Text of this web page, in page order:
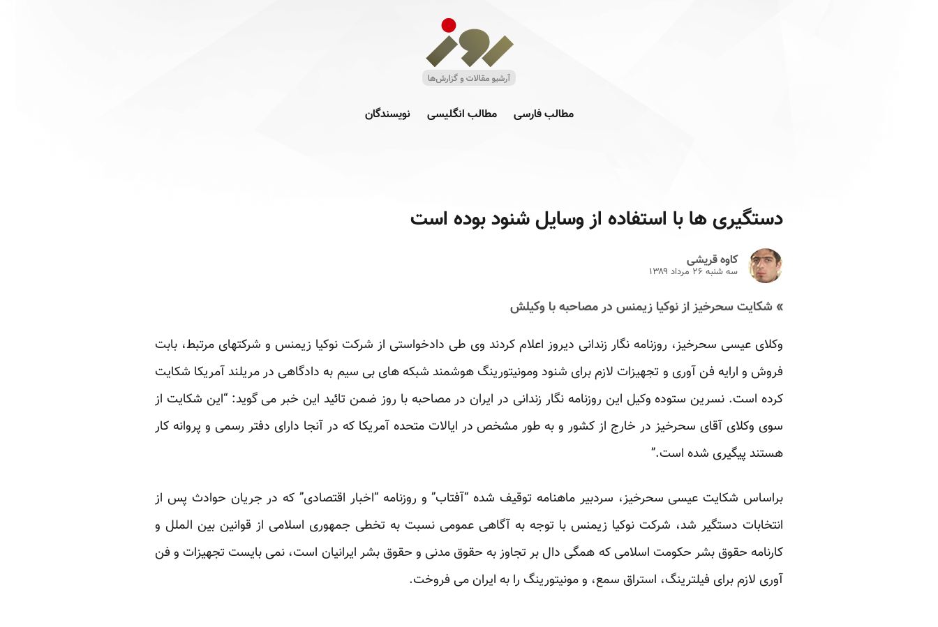
مطالب فارسی مطالب انگلیسی نویسندگان
دستگیری ها با استفاده از وسایل شنود بوده است
کاوه قریشی
سه شنبه ۲۶ مرداد ۱۳۸۹
» شکایت سحرخیز از نوکیا زیمنس در مصاحبه با وکیلش
وکلای عیسی سحرخیز، روزنامه نگار زندانی دیروز اعلام کردند وی طی دادخواستی از شرکت نوکیا زیمنس و شرکتهای مرتبط، بابت
فروش و ارایه فن آوری و تجهیزات لازم برای شنود ومونیتورینگ هوشمند شبکه های بی سیم به دادگاهی در مریلند آمریکا شکایت
کرده است. نسرین ستوده وکیل این روزنامه نگار زندانی در ایران در مصاحبه با روز ضمن تائید این خبر می گوید: “این شکایت از
سوی وکلای آقای سحرخیز در خارج از کشور و به طور مشخص در ایالات متحده آمریکا که در آنجا دارای دفتر رسمی و پروانه کار
هستند پیگیری شده است.”
براساس شکایت عیسی سحرخیز، سردبیر ماهنامه توقیف شده “آفتاب” و روزنامه “اخبار اقتصادی” که در جریان حوادث پس از
انتخابات دستگیر شد، شرکت نوکیا زیمنس با توجه به آگاهی عمومی نسبت به تخطی جمهوری اسلامی از قوانین بین الملل و
کارنامه حقوق بشر حکومت اسلامی که همگی دال بر تجاوز به حقوق مدنی و حقوق بشر ایرانیان است، نمی بایست تجهیزات و فن
آوری لازم برای فیلترینگ، استراق سمع، و مونیتورینگ را به ایران می فروخت.